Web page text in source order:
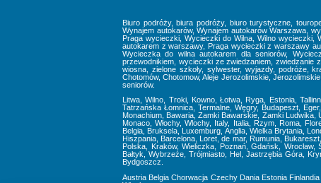
Biuro podróży, biura podróży, biuro turystyczne,
Wynajem autokarów, Wynajem autokarów Warszawa,
Praga wycieczki, Wycieczki do Wilna, Wilno
autokarem z warszawy, Praga wycieczki z warszawy
Wycieczka do wilna autokarem dla seniorów,
przewodnikiem, wycieczki ze zwiedzaniem, zwiedzanie
wiosna, zielone szkoły, sylwester, wyjazdy, podróże,
Chotomów, Chotomow, Aleje Jerozolimskie,
seniorów.
Litwa, Wilno, Troki, Kowno, Łotwa, Ryga, Estonia,
Tatrzańska Łomnica, Termalne, Węgry, Budapeszt,
Monachium, Bawaria, Zamki Bawarskie, Zamki
Monaco, Włochy, Wlochy, Italy, Italia, Rzym, Roma,
Belgia, Bruksela, Luxemburg, Anglia, Wielka Brytania,
Hiszpania, Barcelona, Loret, de mar, Rumunia,
Polska, Kraków, Wieliczka, Poznań, Gdańsk,
Bałtyk, Wybrzeże, Trójmiasto, Hel, Jastrzębia Góra,
Bydgoszcz.
Austria Belgia Chorwacja Czechy Dania Estonia Finlandia